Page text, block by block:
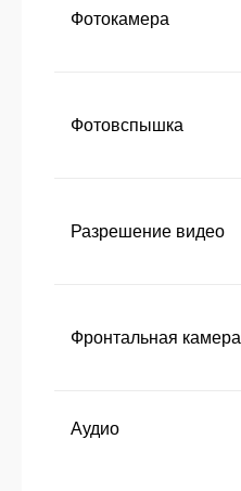
Фотокамера
Фотовспышка
Разрешение видео
Фронтальная камера
Аудио